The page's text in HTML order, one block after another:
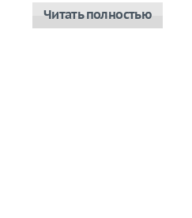
Читать полностью